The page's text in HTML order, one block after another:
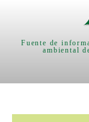
Fuente de
ambiental